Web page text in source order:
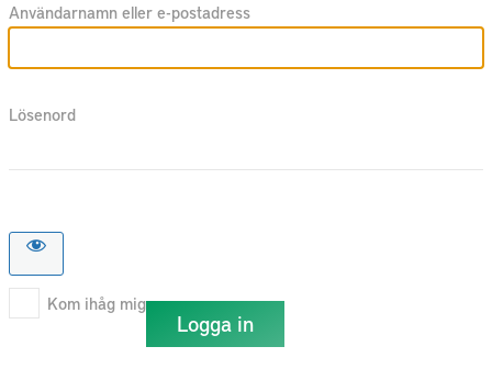
Användarnamn eller e-postadress
Lösenord
Kom ihåg mig